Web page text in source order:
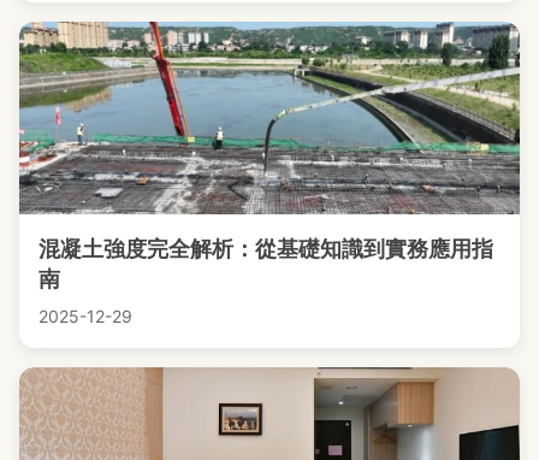
混凝土強度完全解析：從基礎知識到實務應用指
南
2025-12-29